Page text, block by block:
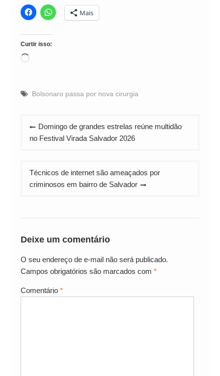
Mais
Curtir isso:
Carregando...
Bolsonaro passa por nova cirurgia
Navegação
de
Domingo de grandes estrelas reúne multidão
no Festival Virada Salvador 2026
Técnicos de internet são ameaçados por
criminosos em bairro de Salvador
Deixe um comentário
O seu endereço de e-mail não será publicado.
Campos obrigatórios são marcados com *
Comentário *